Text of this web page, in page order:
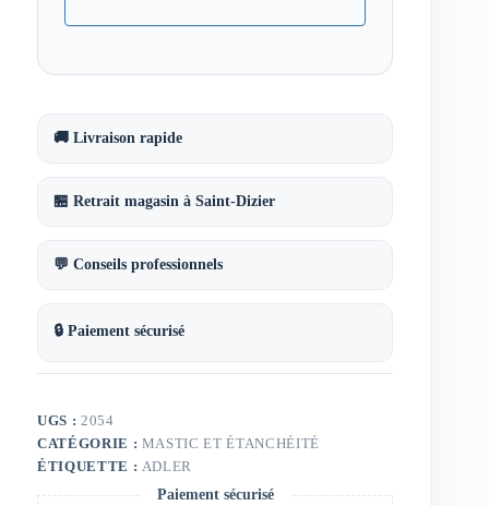
🚚 Livraison rapide
🏪 Retrait magasin à Saint-Dizier
💬 Conseils professionnels
🔒 Paiement sécurisé
UGS : 2054
CATÉGORIE : MASTIC ET ÉTANCHÉITÉ
ÉTIQUETTE : ADLER
Paiement sécurisé